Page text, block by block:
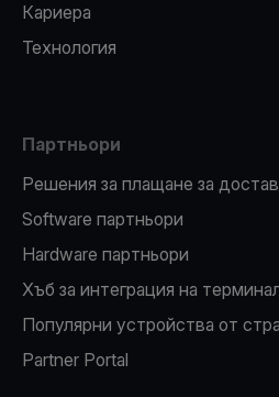
Кариера
Технология
Партньори
Решения за плащане за
Software партньори
Hardware партньори
Хъб за интеграция на
Популярни устройства от
Partner Portal